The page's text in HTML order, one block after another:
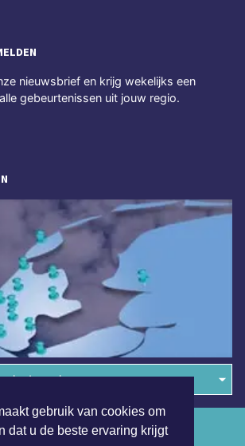
gebruik van cookies om
dat u de beste ervaring krijgt
nieuwsbrief en krijg wekelijks een
gebeurtenissen uit jouw regio.
in de regio